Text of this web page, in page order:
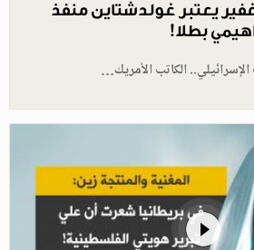
يعتبر غولدشتاين منفذ
بطلا!
الكاتب الأمريك…